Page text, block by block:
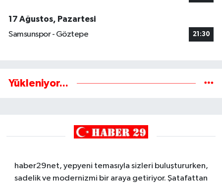
17 Ağustos, Pazartesi
Samsunspor - Göztepe
21:30
Yükleniyor...
haber29net, yepyeni temasıyla sizleri buluştururken,
sadelik ve modernizmi bir araya getiriyor. Şatafattan